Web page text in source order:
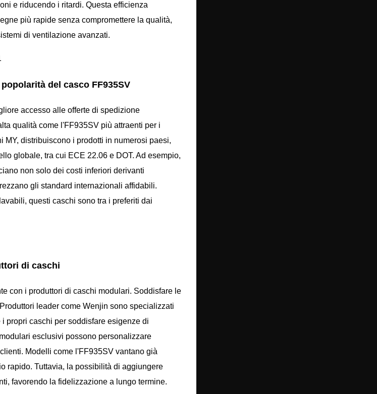
e riducendo i ritardi. Questa efficienza
più rapide senza compromettere la qualità,
di ventilazione avanzati.
del casco FF935SV
accesso alle offerte di spedizione
qualità come l'FF935SV più attraenti per i
distribuiscono i prodotti in numerosi paesi,
globale, tra cui ECE 22.06 e DOT. Ad esempio,
non solo dei costi inferiori derivanti
gli standard internazionali affidabili.
questi caschi sono tra i preferiti dai
di caschi
con i produttori di caschi modulari. Soddisfare le
leader come Wenjin sono specializzati
propri caschi per soddisfare esigenze di
esclusivi possono personalizzare
Modelli come l'FF935SV vantano già
rapido. Tuttavia, la possibilità di aggiungere
favorendo la fidelizzazione a lungo termine.